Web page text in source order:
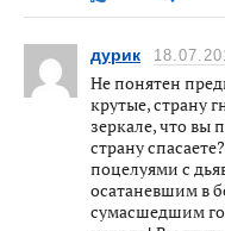
дурик
Не понятен
крутые, страну
зеркале, что вы
страну
поцелуями с
осатаневшим в
сумасшедшим